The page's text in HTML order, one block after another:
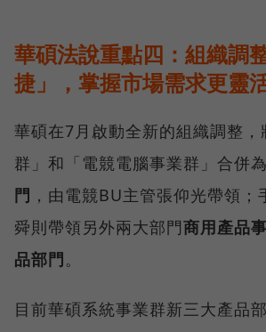
華碩法說重點四：組織調
捷」，掌握市場需求更靈
華碩在7月啟動全新的組織調整，
群」和「電競電腦事業群」合併為
門 ，由電競BU主管張仰光帶領；
舜則帶領另外兩大部門商用產品
品部門。
目前華碩系統事業群新三大產品